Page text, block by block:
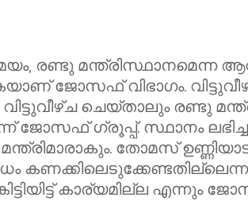
രണ്ടു മന്ത്രിസ്ഥാനമെന്ന
ജോസഫ് വിഭാഗം.
ചെയ്താലും രണ്ടു
ജോസഫ് ഗ്രൂപ്പ്. സ്ഥാനം
തോമസ്
കാര്യമില്ല എന്നും